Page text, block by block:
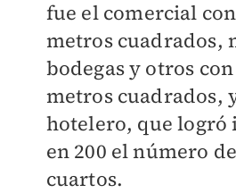
fue el comercial
metros cuadrados,
bodegas y otros
metros cuadrados,
hotelero, que
en 200 el número
cuartos.